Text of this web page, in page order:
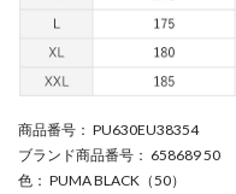
商品番号 ： PU630EU38354
ブランド商品番号 ： 658689 50
色 ： PUMA BLACK（50）